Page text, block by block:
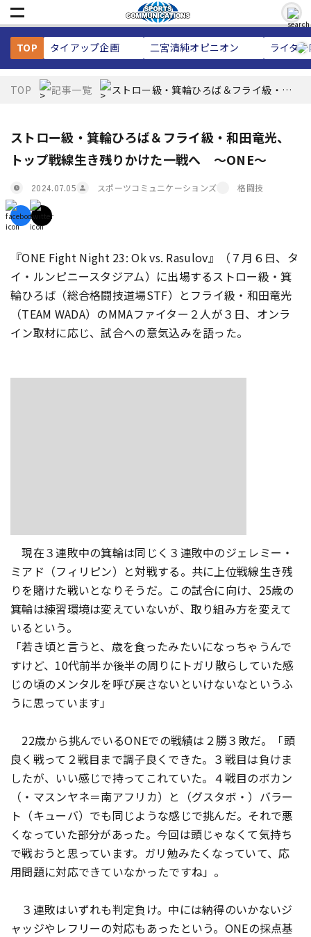
TOP タイアップ企画 二宮清純オピニオン ライタ
TOP 記事一覧 ストロー級・箕輪ひろば＆フライ級・和
ストロー級・箕輪ひろば＆フライ級・和田竜光、
トップ戦線生き残りかけた一戦へ 〜ONE〜
2024.07.05 スポーツコミュニケーションズ 格闘技
『ONE Fight Night 23: Ok vs. Rasulov』（７月６日、タ
イ・ルンピニースタジアム）に出場するストロー級・箕
輪ひろば（総合格闘技道場STF）とフライ級・和田竜光
（TEAM WADA）のMMAファイター２人が３日、オンラ
イン取材に応じ、試合への意気込みを語った。
現在３連敗中の箕輪は同じく３連敗中のジェレミー・
ミアド（フィリピン）と対戦する。共に上位戦線生き残
りを賭けた戦いとなりそうだ。この試合に向け、25歳の
箕輪は練習環境は変えていないが、取り組み方を変えて
いるという。
「若き頃と言うと、歳を食ったみたいになっちゃうんで
すけど、10代前半か後半の周りにトガリ散らしていた感
じの頃のメンタルを呼び戻さないといけないなというふ
うに思っています」
22歳から挑んでいるONEでの戦績は２勝３敗だ。「頭
良く戦って２戦目まで調子良くできた。３戦目は負けま
したが、いい感じで持ってこれていた。４戦目のボカン
（・マスンヤネ＝南アフリカ）と（グスタボ・）バラー
ト（キューバ）でも同じような感じで挑んだ。それで悪
くなっていた部分があった。今回は頭じゃなくて気持ち
で戦おうと思っています。ガリ勉みたくなっていて、応
用問題に対応できていなかったですね」。
３連敗はいずれも判定負け。中には納得のいかないジ
ャッジやレフリーの対応もあったという。ONEの採点基